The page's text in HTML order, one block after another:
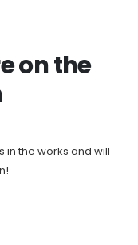
on the
in the works and will